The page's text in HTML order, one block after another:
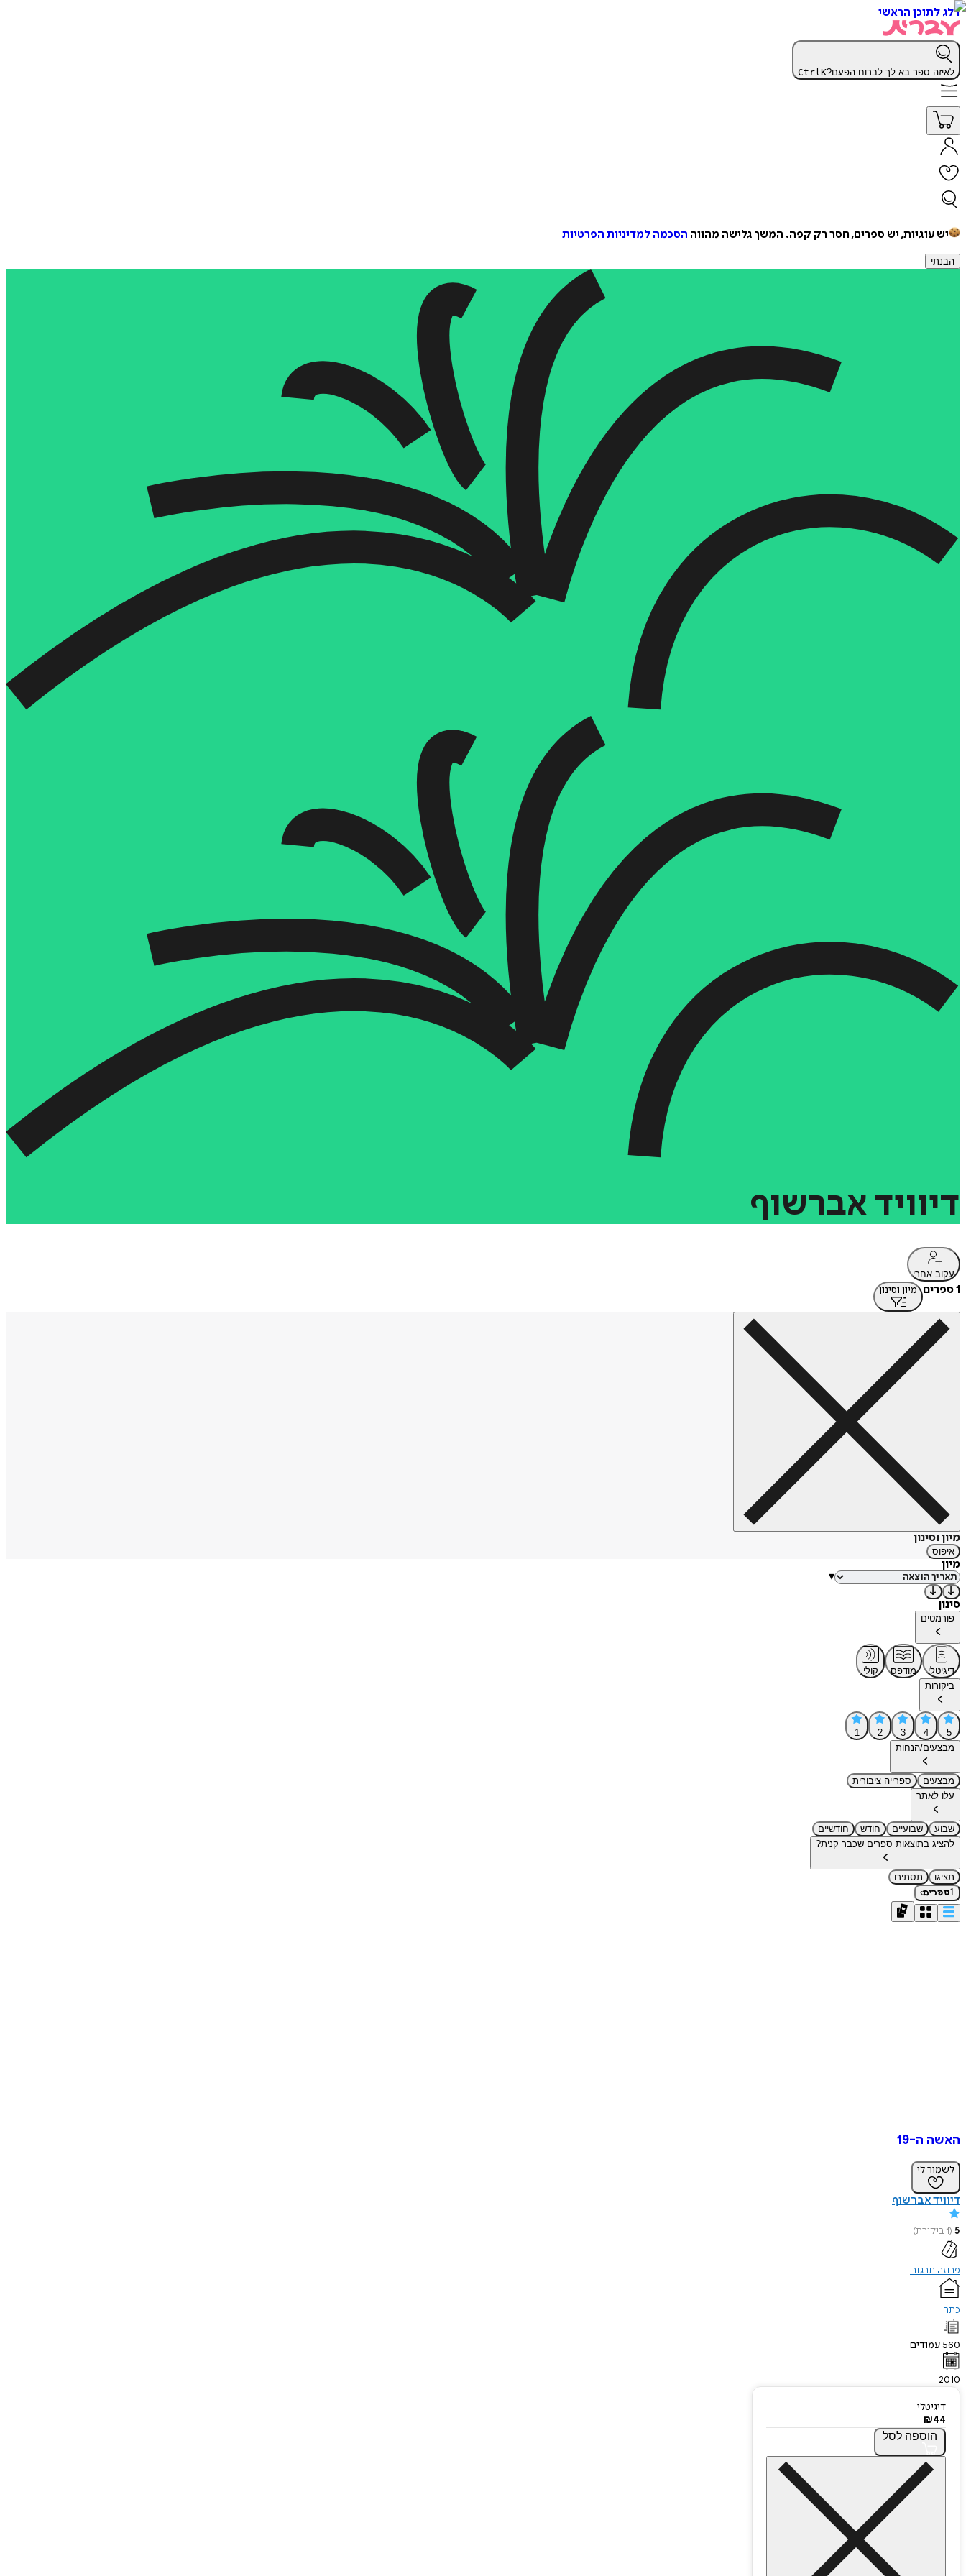
דלג לתוכן הראשי
לאיזה ספר בא לך לברוח הפעם? CtrlK
יש עוגיות, יש ספרים, חסר רק קפה. המשך גלישה מהווה הסכמה למדיניות הפרטיות
הבנתי
דיוויד אברשוף
עקוב אחרי
1 ספרים מיון וסינון
מיון וסינון
איפוס
מיון
▾
סינון
פורמטים
דיגיטלי מודפס
קולי
ביקורות
5
4
3
2
1
מבצעים/הנחות
מבצעים
ספרייה ציבורית
עלו לאתר
שבוע שבועיים חודש
חודשיים
להציג בתוצאות ספרים שכבר קנית?
תציגו
תסתירו
1ספרים›
האשה ה-19
לשמור לי
דיוויד אברשוף
5
(
1ביקורת)
פרוזה תרגום
כתר
560 עמודים
2010
דיגיטלי
₪44
הוספה לסל